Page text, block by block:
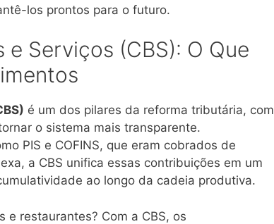
los prontos para o futuro.
Serviços (CBS): O Que
é um dos pilares da reforma tributária, com
o sistema mais transparente.
PIS e COFINS, que eram cobrados de
a CBS unifica essas contribuições em um
ao longo da cadeia produtiva.
e restaurantes? Com a CBS, os